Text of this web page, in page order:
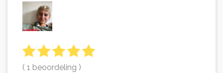
( 1 beoordeling )